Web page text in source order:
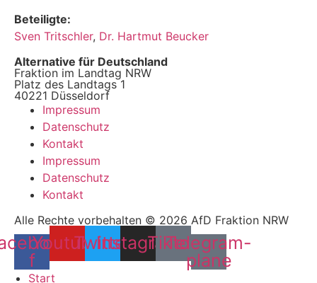
Beteiligte:
Sven Tritschler, Dr. Hartmut Beucker
Alternative für Deutschland
Fraktion im Landtag NRW
Platz des Landtags 1
40221 Düsseldorf
Impressum
Datenschutz
Kontakt
Impressum
Datenschutz
Kontakt
Alle Rechte vorbehalten © 2026 AfD Fraktion NRW
f
YoutubeTwitter
Instagram
Tiktok
Telegram-
plane
Start